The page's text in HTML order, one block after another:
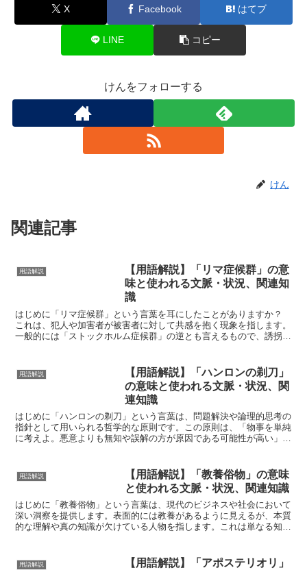
X Facebook はてブ
LINE コピー
けんをフォローする
けん
関連記事
用語解説
【用語解説】「リマ症候群」の意
味と使われる文脈・状況、関連知
識
はじめに「リマ症候群」という言葉を耳にしたことがありますか？
これは、犯人や加害者が被害者に対して共感を抱く現象を指します。
一般的には「ストックホルム症候群」の逆とも言えるもので、誘拐や
用語解説
【用語解説】「ハンロンの剃刀」
の意味と使われる文脈・状況、関
連知識
はじめに「ハンロンの剃刀」という言葉は、問題解決や論理的思考の
指針として用いられる哲学的な原則です。この原則は、「物事を単純
に考えよ。悪意よりも無知や誤解の方が原因である可能性が高い」と
用語解説
【用語解説】「教養俗物」の意味
と使われる文脈・状況、関連知識
はじめに「教養俗物」という言葉は、現代のビジネスや社会において
深い洞察を提供します。表面的には教養があるように見えるが、本質
的な理解や真の知識が欠けている人物を指します。これは単なる知識
用語解説
【用語解説】「アポステリオリ」